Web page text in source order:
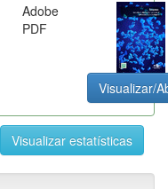
Adobe
PDF
Visualizar/
Visualizar estatísticas